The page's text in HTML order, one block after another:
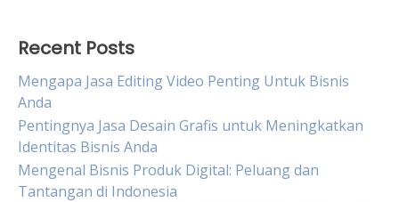
Recent Posts
Mengapa Jasa Editing Video Penting Untuk Bisnis
Anda
Pentingnya Jasa Desain Grafis untuk Meningkatkan
Identitas Bisnis Anda
Mengenal Bisnis Produk Digital: Peluang dan
Tantangan di Indonesia